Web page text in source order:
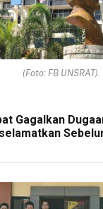
(Foto: FB UNSRAT).
Gagalkan